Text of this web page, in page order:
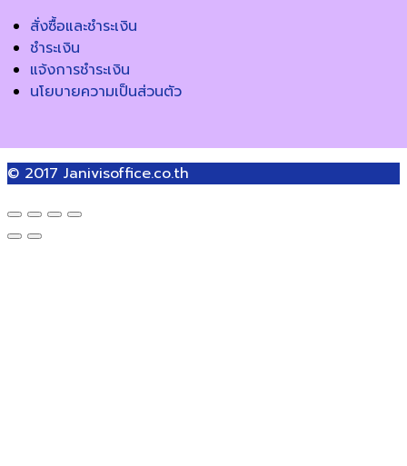
สั่งซื้อและชำระเงิน
ชำระเงิน
แจ้งการชำระเงิน
นโยบายความเป็นส่วนตัว
© 2017 Janivisoffice.co.th